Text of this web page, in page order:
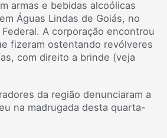
armas e bebidas alcoólicas
Águas Lindas de Goiás, no
A corporação encontrou
fizeram ostentando revólveres
com direito a brinde (veja
da região denunciaram a
na madrugada desta quarta-